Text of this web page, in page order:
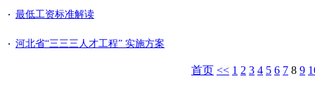
最低工资标准解读
河北省“三三三人才工程” 实施方案
首页 << 1 2 3 4 5 6 7 8 9